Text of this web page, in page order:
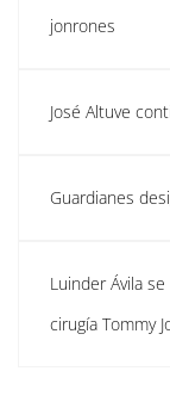
jonrones
José Altuve
Guardianes
Luinder Ávila
cirugía Tommy